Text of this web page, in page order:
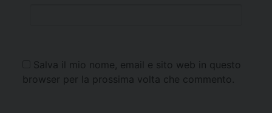
Salva il mio nome, email e sito web in questo
browser per la prossima volta che commento.